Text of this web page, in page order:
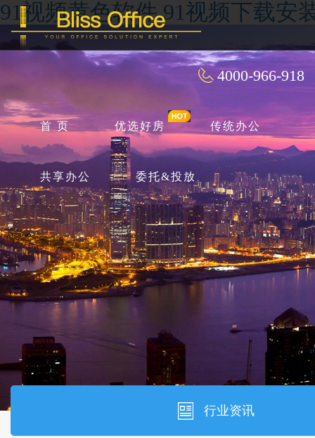
91视频黄色软件,91视频下载安
4000-966-918
首 页 优选好房 传统办公
共享办公 委托&投放
行业资讯